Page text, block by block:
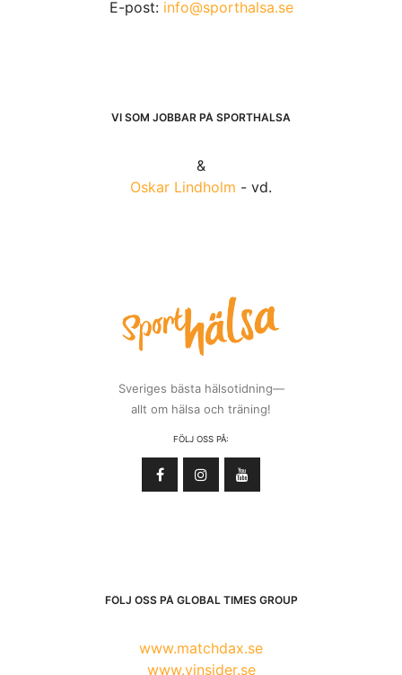
E-post: info@sporthalsa.se
VI SOM JOBBAR PÅ SPORTHÄLSA
&
Oskar Lindholm - vd.
Sveriges bästa hälsotidning—
allt om hälsa och träning!
FÖLJ OSS PÅ:
FÖLJ OSS PÅ GLOBAL TIMES GROUP
www.matchdax.se
www.vinsider.se